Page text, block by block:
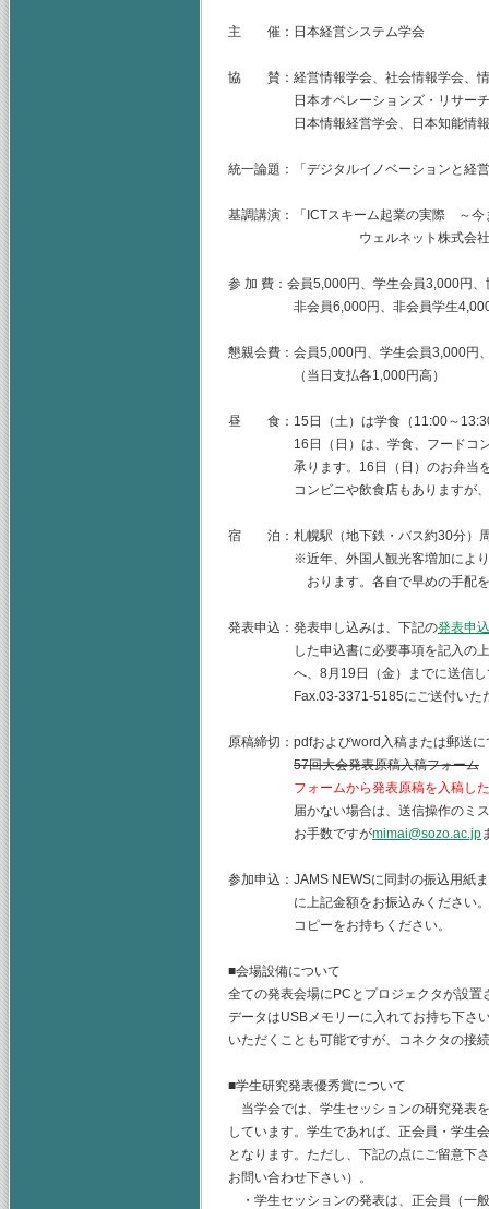
主 催：日本経営システム学会
協 賛：経営情報学会、社会情報学会、情
日本オペレーションズ・リサーチ学
日本情報経営学会、日本知能情報フ
統一論題：「デジタルイノベーションと経
基調講演：「ICTスキーム起業の実際 ～今
ウェルネット株式会社 代
参 加 費：会員5,000円、学生会員3,000円
非会員6,000円、非会員学生4,000円
懇親会費：会員5,000円、学生会員3,000円
（当日支払各1,000円高）
昼 食：15日（土）は学食（11:00～13:30
16日（日）は、学食、フードコンビ
承ります。16日（日）のお弁当をご
コンビニや飲食店もありますが、事
宿 泊：札幌駅（地下鉄・バス約30分）周
※近年、外国人観光客増加により札幌
おります。各自で早めの手配をお
発表申込：発表申し込みは、下記の発表申
した申込書に必要事項を記入の上、
へ、8月19日（金）までに送信してく
Fax.03-3371-5185にご送付いただ
原稿締切：pdfおよびword入稿または郵送
57回大会発表原稿入稿フォーム
フォームから発表原稿を入稿し
届かない場合は、送信操作のミスや
お手数ですがmimai@sozo.ac.jp
参加申込：JAMS NEWSに同封の振込用紙
に上記金額をお振込みください。期
コピーをお持ちください。
■会場設備について
全ての発表会場にPCとプロジェクタが設
データはUSBメモリーに入れてお持ち下さ
いただくことも可能ですが、コネクタの接
■学生研究発表優秀賞について
当学会では、学生セッションの研究発表
しています。学生であれば、正会員・学生
となります。ただし、下記の点にご留意下
お問い合わせ下さい）。
・学生セッションの発表は、正会員（一